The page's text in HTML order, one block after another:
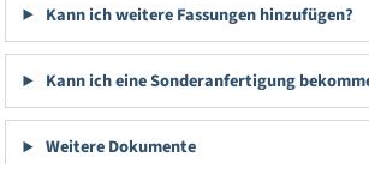
Kann ich weitere Fassungen hinzufügen?
Kann ich eine Sonderanfertigung
Weitere Dokumente